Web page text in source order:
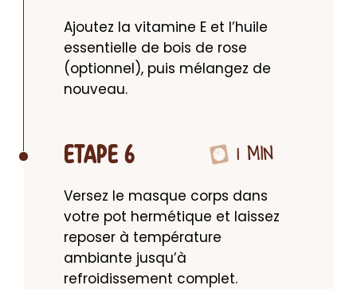
Ajoutez la vitamine E et l’huile
essentielle de bois de rose
(optionnel), puis mélangez de
nouveau.
ETAPE 6 1 MIN
Versez le masque corps dans
votre pot hermétique et laissez
reposer à température
ambiante jusqu’à
refroidissement complet.